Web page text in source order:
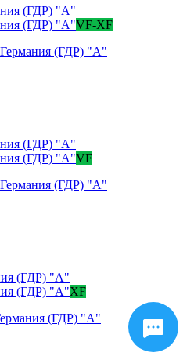
VF-XF
(ГДР) "А"
VF
(ГДР) "А"
XF
(ГДР) "А"